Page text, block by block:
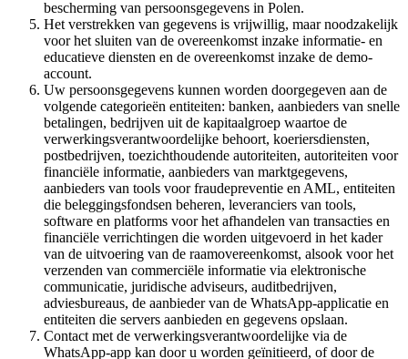
bescherming van persoonsgegevens in Polen.
Het verstrekken van gegevens is vrijwillig, maar noodzakelijk
voor het sluiten van de overeenkomst inzake informatie- en
educatieve diensten en de overeenkomst inzake de demo-
account.
Uw persoonsgegevens kunnen worden doorgegeven aan de
volgende categorieën entiteiten: banken, aanbieders van snelle
betalingen, bedrijven uit de kapitaalgroep waartoe de
verwerkingsverantwoordelijke behoort, koeriersdiensten,
postbedrijven, toezichthoudende autoriteiten, autoriteiten voor
financiële informatie, aanbieders van marktgegevens,
aanbieders van tools voor fraudepreventie en AML, entiteiten
die beleggingsfondsen beheren, leveranciers van tools,
software en platforms voor het afhandelen van transacties en
financiële verrichtingen die worden uitgevoerd in het kader
van de uitvoering van de raamovereenkomst, alsook voor het
verzenden van commerciële informatie via elektronische
communicatie, juridische adviseurs, auditbedrijven,
adviesbureaus, de aanbieder van de WhatsApp-applicatie en
entiteiten die servers aanbieden en gegevens opslaan.
Contact met de verwerkingsverantwoordelijke via de
WhatsApp-app kan door u worden geïnitieerd, of door de